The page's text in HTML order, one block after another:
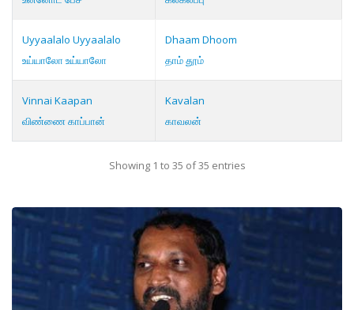
Uyyaalalo Uyyaalalo
உய்யாலோ உய்யாலோ
Dhaam Dhoom
தாம் தூம்
Vinnai Kaapan
விண்ணை காப்பான்
Kavalan
காவலன்
Showing 1 to 35 of 35 entries